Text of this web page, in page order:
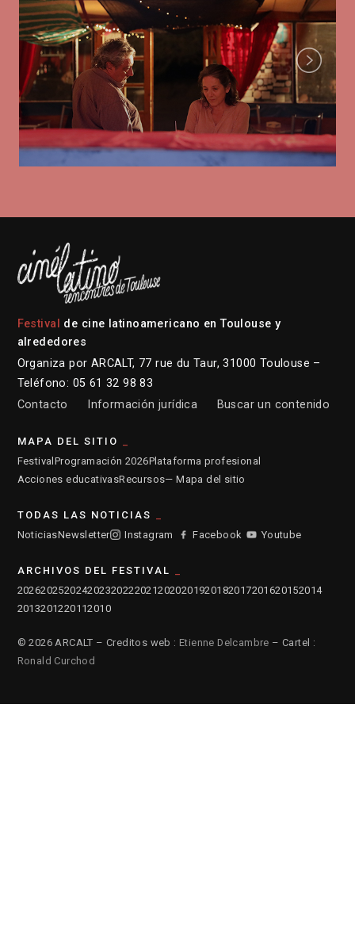
Next
Festival de cine latinoamericano en Toulouse y
alrededores
Organiza por ARCALT, 77 rue du Taur, 31000 Toulouse –
Teléfono: 05 61 32 98 83
Contacto
Información jurídica Buscar un contenido
MAPA DEL SITIO
Festival Programación 2026Plataforma profesional
Acciones educativasRecursos— Mapa del sitio
TODAS LAS NOTICIAS
NoticiasNewsletter Instagram Facebook Youtube
ARCHIVOS DEL FESTIVAL
2026202520242023202220212020201920182017201620152014
2013201220112010
© 2026 ARCALT – Creditos web : Etienne Delcambre – Cartel :
Ronald Curchod